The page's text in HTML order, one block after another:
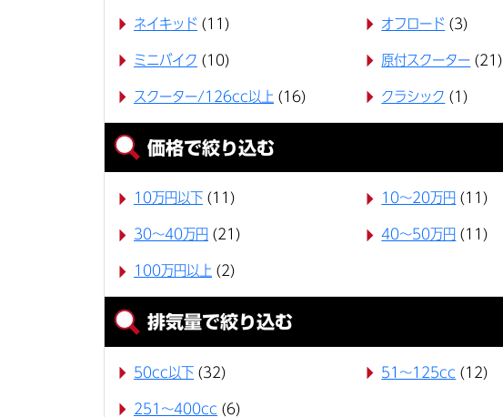
ネイキッド (11) オフロード (3)
ミニバイク (10) 原付スクーター (21)
スクーター/126cc以上 (16) クラシック (1)
価格で絞り込む
10万円以下 (11) 10〜20万円 (11)
30〜40万円 (21) 40〜50万円 (11)
100万円以上 (2)
排気量で絞り込む
50cc以下 (32) 51～125cc (12)
251～400cc (6)